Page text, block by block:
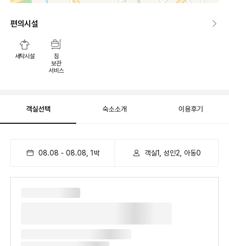
편의시설
세탁시설
짐
보관
서비스
객실선택 숙소소개 이용후기
08.08 - 08.08 1 박 객실1, 성인2, 아동0